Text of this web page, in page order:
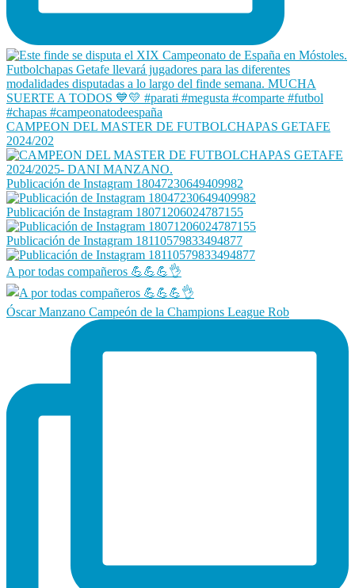
CAMPEON DEL MASTER DE FUTBOLCHAPAS GETAFE
2024/202
Publicación de Instagram 18047230649409982
Publicación de Instagram 18071206024787155
Publicación de Instagram 18110579833494877
A por todas compañeros 💪💪💪👌
Óscar Manzano Campeón de la Champions League Rob